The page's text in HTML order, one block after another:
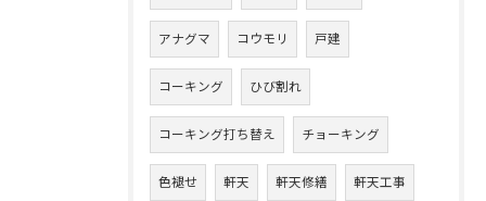
アナグマ コウモリ 戸建
コーキング ひび割れ
コーキング打ち替え チョーキング
色褪せ 軒天 軒天修繕 軒天工事